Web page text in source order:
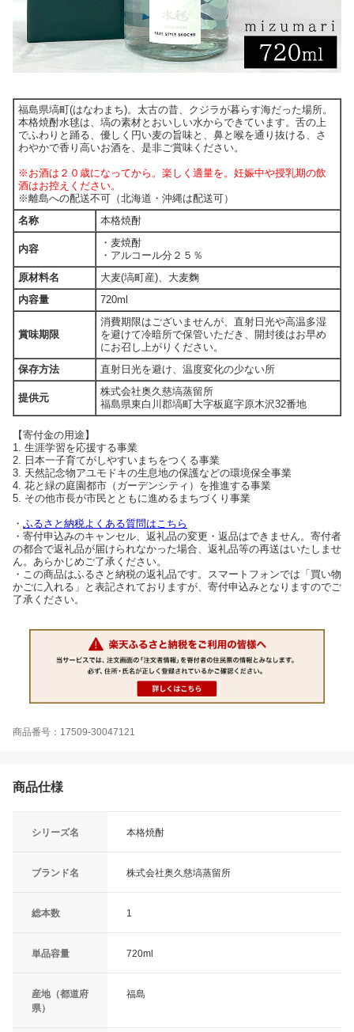
福島県塙町(はなわまち)。太古の昔、クジラが暮らす海だった場所。
本格焼酎水毬は、塙の素材とおいしい水からできています。舌の上
でふわりと踊る、優しく円い麦の旨味と、鼻と喉を通り抜ける、さ
わやかで香り高いお酒を、是非ご賞味ください。
※お酒は２０歳になってから。楽しく適量を。妊娠中や授乳期の飲
酒はお控えください。
※離島への配送不可（北海道・沖縄は配送可）
名称
本格焼酎
内容
・麦焼酎
・アルコール分２５％
原材料名
大麦(塙町産)、大麦麴
内容量
720ml
賞味期限
消費期限はございませんが、直射日光や高温多湿
を避けて冷暗所で保管いただき、開封後はお早め
にお召し上がりください。
保存方法
直射日光を避け、温度変化の少ない所
提供元
株式会社奥久慈塙蒸留所
福島県東白川郡塙町大字板庭字原木沢32番地
【寄付金の用途】
1. 生涯学習を応援する事業
2. 日本一子育てがしやすいまちをつくる事業
3. 天然記念物アユモドキの生息地の保護などの環境保全事業
4. 花と緑の庭園都市（ガーデンシティ）を推進する事業
5. その他市長が市民とともに進めるまちづくり事業
・ ふるさと納税よくある質問はこちら
・寄付申込みのキャンセル、返礼品の変更・返品はできません。寄付者
の都合で返礼品が届けられなかった場合、返礼品等の再送はいたしませ
ん。あらかじめご了承ください。
・この商品はふるさと納税の返礼品です。スマートフォンでは「買い物
かごに入れる」と表記されておりますが、寄付申込みとなりますのでご
了承ください。
商品番号：17509-30047121
商品仕様
シリーズ名 本格焼酎
ブランド名 株式会社奥久慈塙蒸留所
総本数 1
単品容量 720ml
産地（都道府
県）
福島